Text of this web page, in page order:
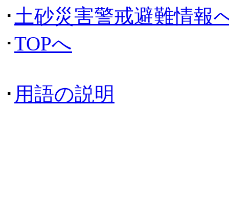
･ 土砂災害警戒避難情報
･TOPへ
･ 用語の説明